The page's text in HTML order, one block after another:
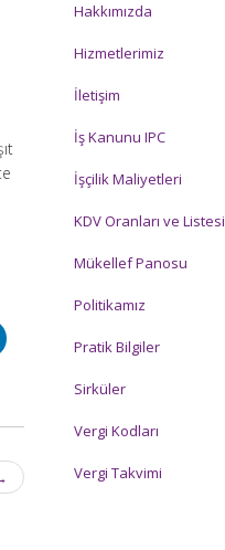
Hakkımızda
Hizmetlerimiz
İletişim
İş Kanunu IPC
İşçilik Maliyetleri
KDV Oranları ve Listesi
Mükellef Panosu
Politikamız
Pratik Bilgiler
Sirküler
Vergi Kodları
Vergi Takvimi